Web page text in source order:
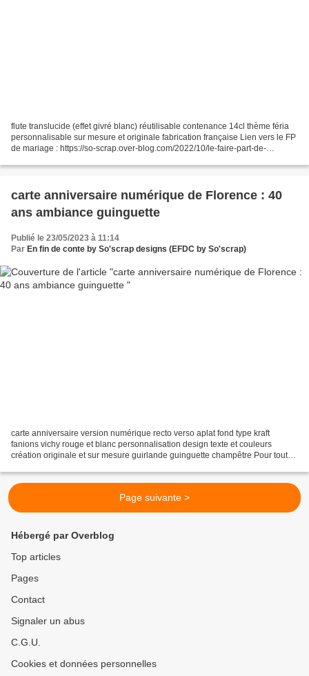
flute translucide (effet givré blanc) réutilisable contenance 14cl thème féria
personnalisable sur mesure et originale fabrication française Lien vers le FP
de mariage : https://so-scrap.over-blog.com/2022/10/le-faire-part-de-
carte anniversaire numérique de Florence : 40
ans ambiance guinguette
Publié le 23/05/2023 à 11:14
Par En fin de conte by So'scrap designs (EFDC by So'scrap)
carte anniversaire version numérique recto verso aplat fond type kraft
fanions vichy rouge et blanc personnalisation design texte et couleurs
création originale et sur mesure guirlande guinguette champêtre Pour toutes
Page suivante >
Hébergé par Overblog
Top articles
Pages
Contact
Signaler un abus
C.G.U.
Cookies et données personnelles